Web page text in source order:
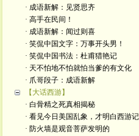
· 成语新解：见贤思齐
· 高手在民间！
· 成语新解：闻过则喜
· 笑侃中国文字：万事开头男！
· 笑侃中国书法：杜甫猎艳记
· 天不怕地不怕就怕当爹的有文化
· 爪哥段子：成语新解
【大话西游】
· 白骨精之死真相揭秘
· 看见今日美国乱象，才明白西游记
· 防火墙是观音菩萨发明的